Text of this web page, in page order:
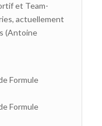
et Team-
actuellement
(Antoine
Formule
Formule